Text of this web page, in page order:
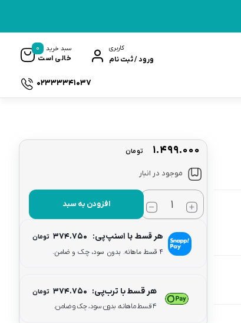
کاربری
ورود / ثبت نام
سبد خرید
خالی است
0
02333341037
۱.۴۹۹.۰۰۰ تومان
موجود در انبار
افزودن به سبد
هر قسط با اسنپ‌پی: ۳۷۴.۷۵۰ تومان
۴ قسط ماهانه. بدون سود، چک و ضامن.
هر قسط با ترب‌پی: ۳۷۴.۷۵۰ تومان
۴ قسط ماهانه. بدون سود، چک و ضامن.